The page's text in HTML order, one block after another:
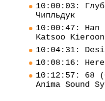
10:00:03:
Чипльдук
10:00:47: Han
Katsoo
10:04:31:
10:08:16:
10:12:57: 68
Anima Sound